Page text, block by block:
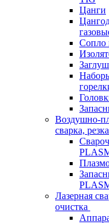
Цанги
Сопло
Воздушно-
сварка,
Лазерная
очистка